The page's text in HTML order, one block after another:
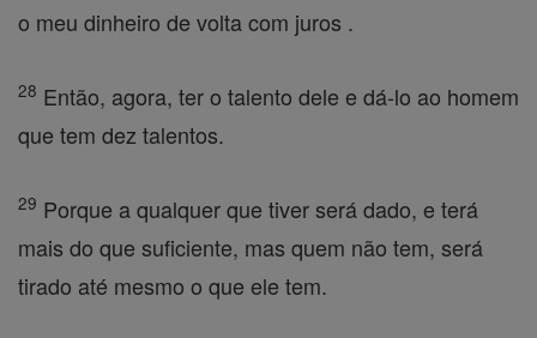
o meu dinheiro de volta com juros .
28 Então, agora, ter o talento dele e dá-lo ao homem
que tem dez talentos.
29 Porque a qualquer que tiver será dado, e terá
mais do que suficiente, mas quem não tem, será
tirado até mesmo o que ele tem.